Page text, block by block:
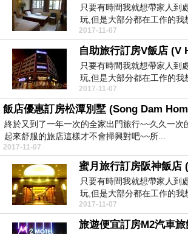
只要有時間我就想帶家人到
玩,但是大部分都在工作的我
要住的旅店還真...
2017-11-07
只要有時間我就想帶家人到
玩,但是大部分都在工作的我
要住的旅店還真...
2017-11-07
終於又到了一年一次的全家出門旅行~~久久一次
起來舒服的旅店這樣才不會掃興對吧~~所...
2017-11-07
只要有時間我就想帶家人到
玩,但是大部分都在工作的我
要住的旅店還真...
2017-11-07